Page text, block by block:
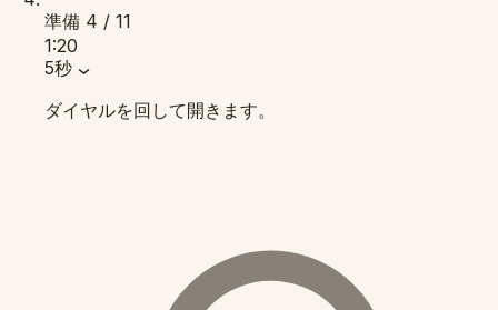
準備 4 / 11
1:20
5秒
ダイヤルを回して開きます。